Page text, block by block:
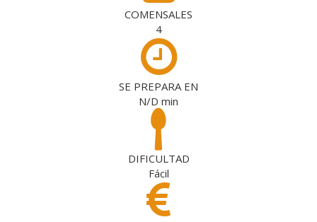
COMENSALES
4
SE PREPARA EN
N/D min
DIFICULTAD
Fácil